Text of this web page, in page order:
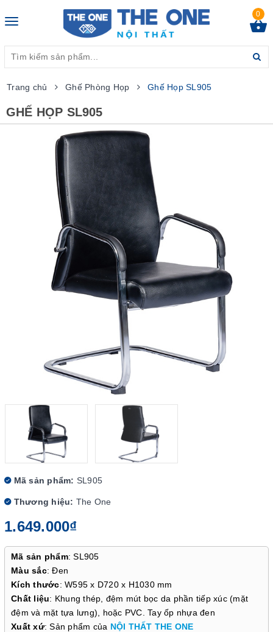
Toggle
0
Trang chủ Ghế Phòng Họp Ghế Họp SL905
GHẾ HỌP SL905
Mã sản phẩm: SL905
Thương hiệu: The One
1.649.000₫
Mã sản phẩm: SL905
Màu sắc: Đen
Kích thước: W595 x D720 x H1030 mm
Chất liệu: Khung thép, đệm mút bọc da phần tiếp xúc (mặt
đệm và mặt tựa lưng), hoặc PVC. Tay ốp nhựa đen
Xuất xứ: Sản phẩm của NỘI THẤT THE ONE